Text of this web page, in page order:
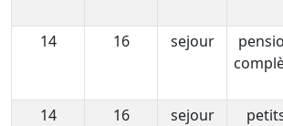
14
16 sejour
14
16 sejour